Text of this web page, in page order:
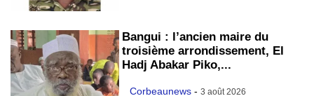
Bangui : l’ancien maire du
troisième arrondissement, El
Hadj Abakar Piko,...
Corbeaunews - 3 août 2026